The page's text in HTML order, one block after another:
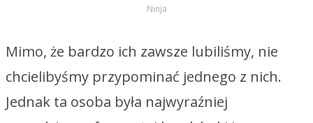
Ninja
Mimo, że bardzo ich zawsze lubiliśmy, nie
chcielibyśmy przypominać jednego z nich.
Jednak ta osoba była najwyraźniej